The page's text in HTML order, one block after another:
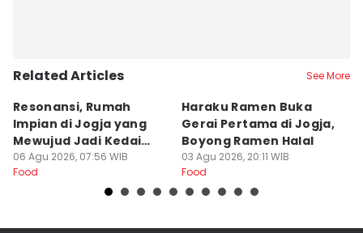
Related Articles See More
Resonansi, Rumah
Impian di Jogja yang
Mewujud Jadi Kedai
Ramen dan Burger
06 Agu 2026, 07:56 WIB
Food
Haraku Ramen Buka
Gerai Pertama di Jogja,
Boyong Ramen Halal
03 Agu 2026, 20:11 WIB
Food